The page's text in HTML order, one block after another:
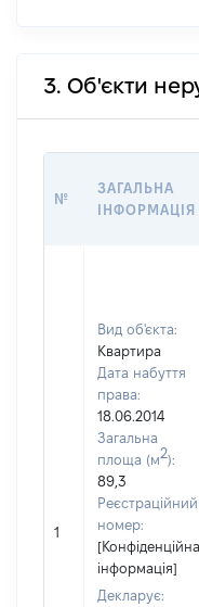
3. Об'єкти
№
ЗАГАЛЬНА
ІНФОРМАЦІЯ
1
Вид об'єкта:
Квартира
Дата набуття
права:
18.06.2014
Загальна
площа (м2):
89,3
Реєстраційний
номер:
[Конфіденційна
інформація]
Декларує: